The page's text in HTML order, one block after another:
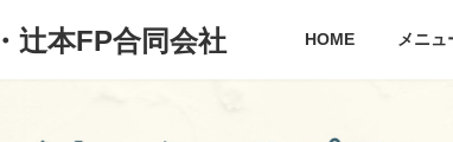
辻本FP合同会社 HOME メニュ